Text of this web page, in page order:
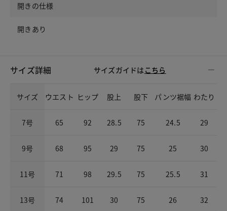
開きの仕様
開きあり
サイズ詳細 サイズガイドは こちら
サイズ ウエスト ヒップ 股上 股下 パンツ裾幅 わたり
7号 65 92 28.5 75 24.5 29
9号 68 95 29 75 25 30
11号 71 98 29.5 75 25.5 31
13号 74 101 30 75 26 32